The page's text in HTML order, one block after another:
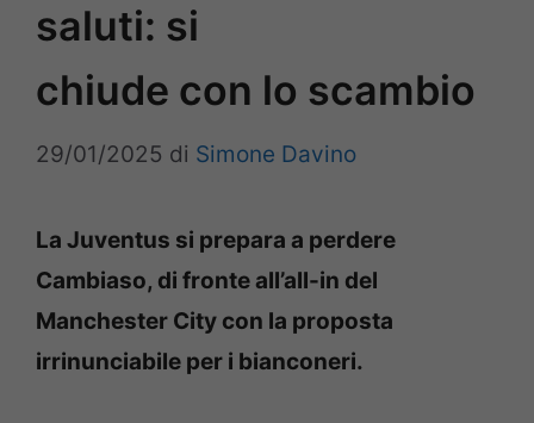
saluti: si
chiude con lo scambio
29/01/2025 di Simone Davino
La Juventus si prepara a perdere
Cambiaso, di fronte all’all-in del
Manchester City con la proposta
irrinunciabile per i bianconeri.